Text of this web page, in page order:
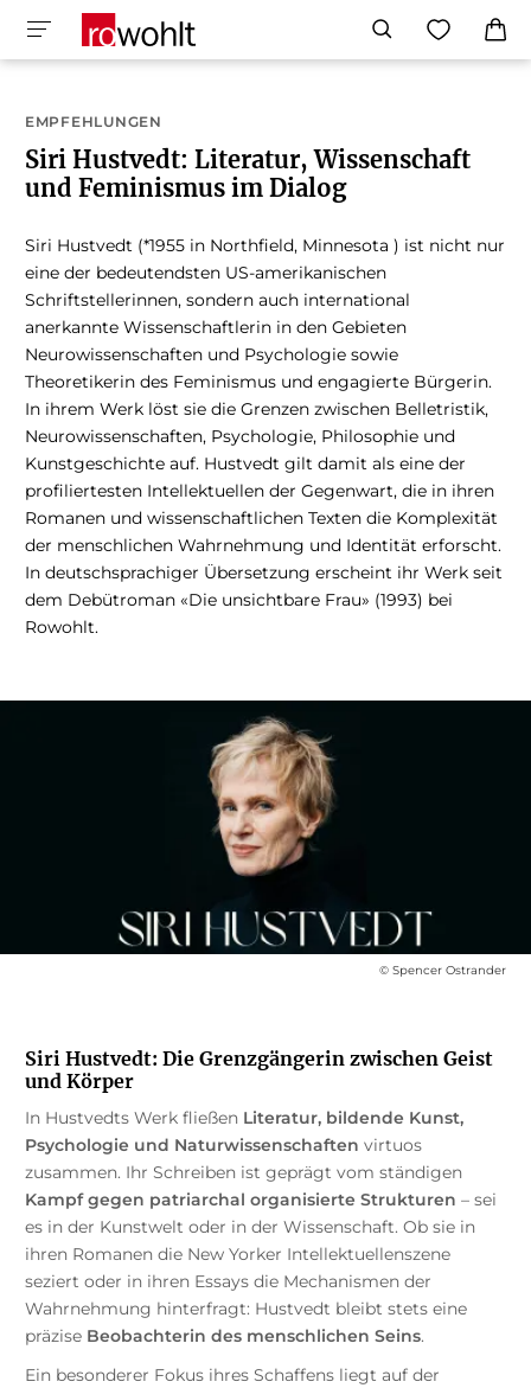
EMPFEHLUNGEN
Siri Hustvedt: Literatur, Wissenschaft
und Feminismus im Dialog
Siri Hustvedt (*1955 in Northfield, Minnesota ) ist nicht nur
eine der bedeutendsten US-amerikanischen
Schriftstellerinnen, sondern auch international
anerkannte Wissenschaftlerin in den Gebieten
Neurowissenschaften und Psychologie sowie
Theoretikerin des Feminismus und engagierte Bürgerin.
In ihrem Werk löst sie die Grenzen zwischen Belletristik,
Neurowissenschaften, Psychologie, Philosophie und
Kunstgeschichte auf. Hustvedt gilt damit als eine der
profiliertesten Intellektuellen der Gegenwart, die in ihren
Romanen und wissenschaftlichen Texten die Komplexität
der menschlichen Wahrnehmung und Identität erforscht.
In deutschsprachiger Übersetzung erscheint ihr Werk seit
dem Debütroman «Die unsichtbare Frau» (1993) bei
Rowohlt.
© Spencer Ostrander
Siri Hustvedt: Die Grenzgängerin zwischen Geist
und Körper
In Hustvedts Werk fließen Literatur, bildende Kunst,
Psychologie und Naturwissenschaften virtuos
zusammen. Ihr Schreiben ist geprägt vom ständigen
Kampf gegen patriarchal organisierte Strukturen – sei
es in der Kunstwelt oder in der Wissenschaft. Ob sie in
ihren Romanen die New Yorker Intellektuellenszene
seziert oder in ihren Essays die Mechanismen der
Wahrnehmung hinterfragt: Hustvedt bleibt stets eine
präzise Beobachterin des menschlichen Seins.
Ein besonderer Fokus ihres Schaffens liegt auf der